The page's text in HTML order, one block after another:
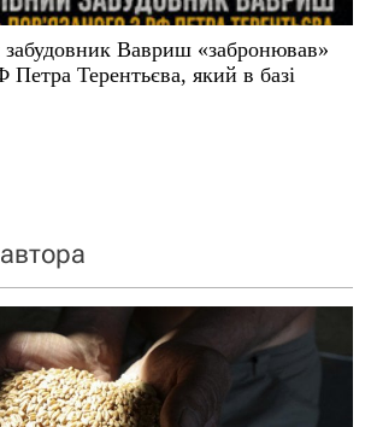
Вавриш «забронював»
Петра Терентьєва, який в базі